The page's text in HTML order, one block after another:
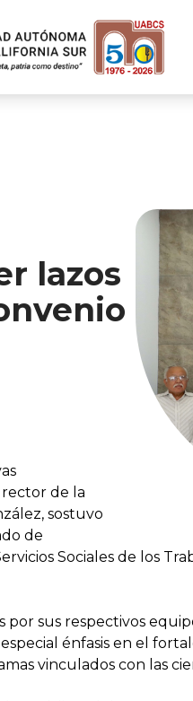
lazos
de la
sostuvo
de
Sociales de los
sus respectivos
énfasis en el
vinculados con las